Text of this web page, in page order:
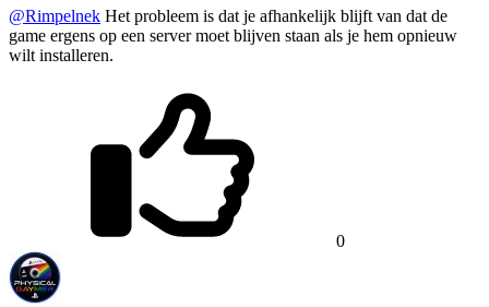
@Rimpelnek Het probleem is dat je afhankelijk blijft van dat de
game ergens op een server moet blijven staan als je hem opnieuw
wilt installeren.
0